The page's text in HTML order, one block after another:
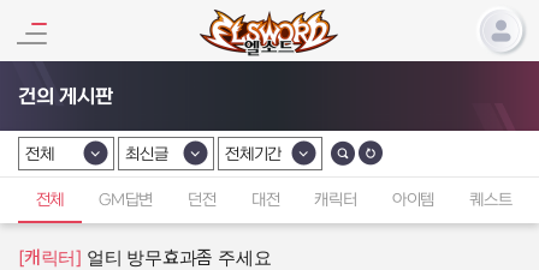
건의 게시판
카테고리 선택
전체
카테고리 선택
최신글
카테고리 선택
전체기간
전체 GM답변 던전 대전 캐릭터 아이템 퀘스트
[캐릭터] 얼티 방무효과좀 주세요